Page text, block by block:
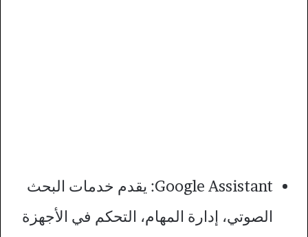
Google Assistant: يقدم خدمات البحث
الصوتي، إدارة المهام، التحكم في الأجهزة